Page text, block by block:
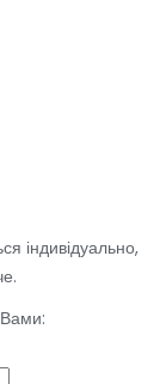
індивідуально,